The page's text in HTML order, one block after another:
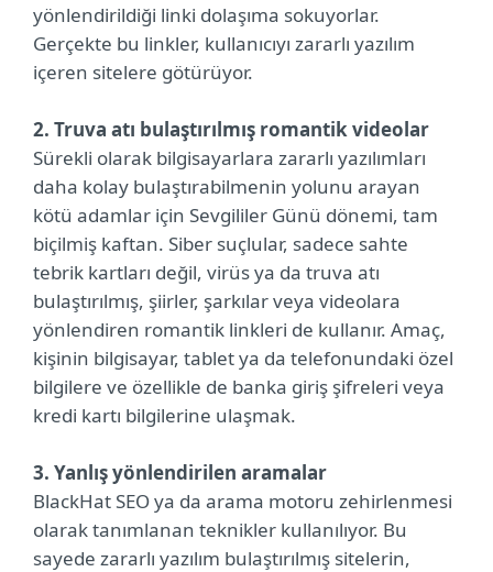
yönlendirildiği linki dolaşıma sokuyorlar.
Gerçekte bu linkler, kullanıcıyı zararlı yazılım
içeren sitelere götürüyor.
2. Truva atı bulaştırılmış romantik videolar
Sürekli olarak bilgisayarlara zararlı yazılımları
daha kolay bulaştırabilmenin yolunu arayan
kötü adamlar için Sevgililer Günü dönemi, tam
biçilmiş kaftan. Siber suçlular, sadece sahte
tebrik kartları değil, virüs ya da truva atı
bulaştırılmış, şiirler, şarkılar veya videolara
yönlendiren romantik linkleri de kullanır. Amaç,
kişinin bilgisayar, tablet ya da telefonundaki özel
bilgilere ve özellikle de banka giriş şifreleri veya
kredi kartı bilgilerine ulaşmak.
3. Yanlış yönlendirilen aramalar
BlackHat SEO ya da arama motoru zehirlenmesi
olarak tanımlanan teknikler kullanılıyor. Bu
sayede zararlı yazılım bulaştırılmış sitelerin,